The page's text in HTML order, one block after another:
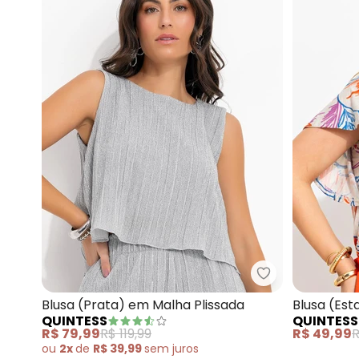
Quintess -
Blusa (Prata) em Malha Plissada
QUINTESS
R$ 79,99R$ 119,99
ou 2xde R$ 39,99sem juros
Blusa
Viscose
QUINTESS
R$ 49,99